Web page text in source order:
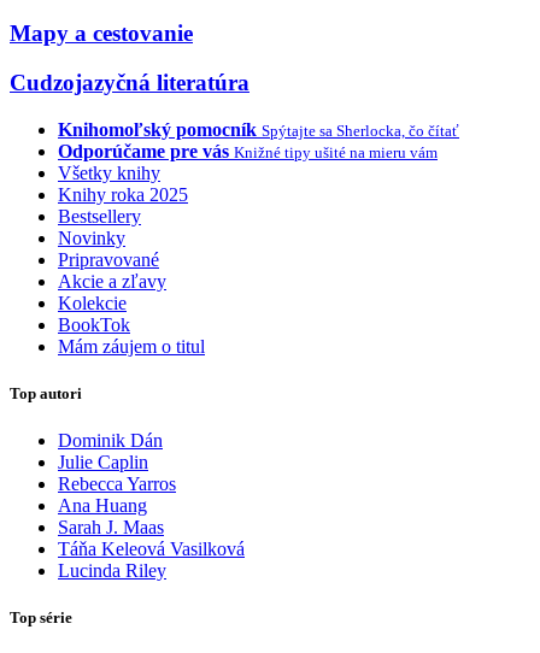
Mapy a cestovanie
Cudzojazyčná literatúra
Knihomoľský pomocník Spýtajte sa Sherlocka, čo čítať
Odporúčame pre vás Knižné tipy ušité na mieru vám
Všetky knihy
Knihy roka 2025
Bestsellery
Novinky
Pripravované
Akcie a zľavy
Kolekcie
BookTok
Mám záujem o titul
Top autori
Dominik Dán
Julie Caplin
Rebecca Yarros
Ana Huang
Sarah J. Maas
Táňa Keleová Vasilková
Lucinda Riley
Top série